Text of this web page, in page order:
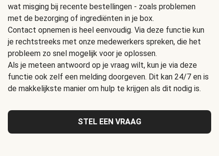
wat misging bij recente bestellingen - zoals problemen
met de bezorging of ingrediënten in je box.
Contact opnemen is heel eenvoudig. Via deze functie kun
je rechtstreeks met onze medewerkers spreken, die het
probleem zo snel mogelijk voor je oplossen.
Als je meteen antwoord op je vraag wilt, kun je via deze
functie ook zelf een melding doorgeven. Dit kan 24/7 en is
de makkelijkste manier om hulp te krijgen als dit nodig is.
STEL EEN VRAAG